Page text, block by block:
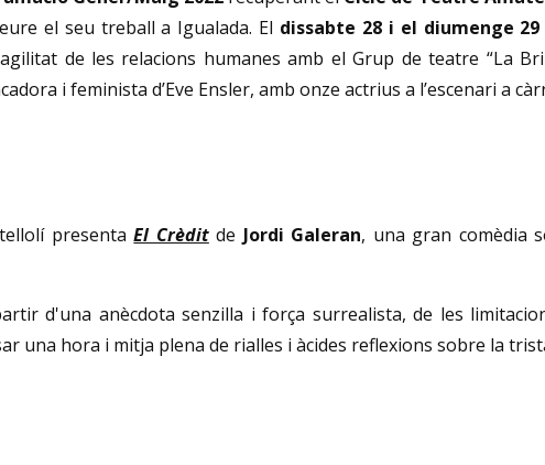
el seu treball a Igualada. El dissabte 28 i el diumenge
de les relacions humanes amb el Grup de teatre “La
i feminista d’Eve Ensler, amb onze actrius a l’escenari a
presentaEl Crèditde Jordi Galeran, una gran comèdia
d'una anècdota senzilla i força surrealista, de les
una hora i mitja plena de rialles i àcides reflexions sobre la